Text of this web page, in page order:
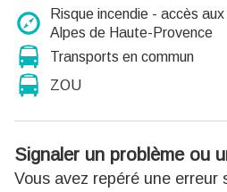
Risque incendie - accès
Alpes de Haute-Provence
Transports en commun
ZOU
Signaler un problème ou
Vous avez repéré une erreur